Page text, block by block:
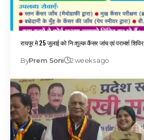
रायपुर मे 25 जुलाई को निःशुल्क कैंसर जांच एवं परामर्श शिविर
ByPrem Soni 2 weeks ago